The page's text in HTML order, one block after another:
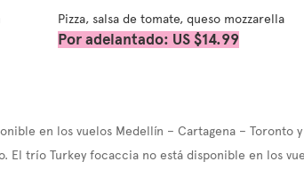
Pizza, salsa de tomate, queso mozzarella
Por adelantado: US $14.99
en los vuelos Medellín – Cartagena –
El trío Turkey focaccia no está disponible en los